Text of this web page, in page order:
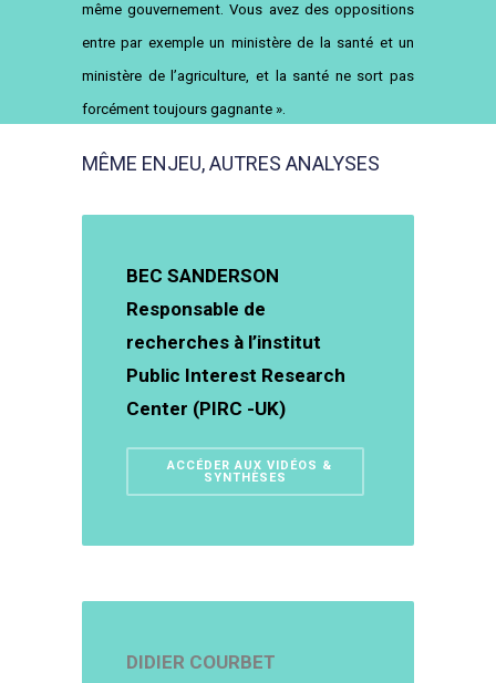
même gouvernement. Vous avez des oppositions
entre par exemple un ministère de la santé et un
ministère de l’agriculture, et la santé ne sort pas
forcément toujours gagnante ».
MÊME ENJEU, AUTRES ANALYSES
BEC SANDERSON
Responsable de
recherches à l’institut
Public Interest Research
Center (PIRC -UK)
ACCÉDER AUX VIDÉOS &
SYNTHÈSES
DIDIER COURBET